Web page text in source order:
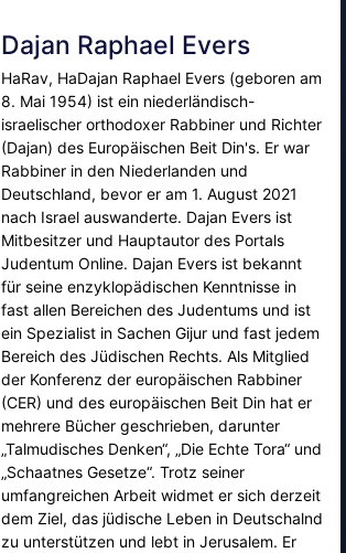
Dajan Raphael Evers
HaRav, HaDajan Raphael Evers (geboren am
8. Mai 1954) ist ein niederländisch-
israelischer orthodoxer Rabbiner und Richter
(Dajan) des Europäischen Beit Din's. Er war
Rabbiner in den Niederlanden und
Deutschland, bevor er am 1. August 2021
nach Israel auswanderte. Dajan Evers ist
Mitbesitzer und Hauptautor des Portals
Judentum Online. Dajan Evers ist bekannt
für seine enzyklopädischen Kenntnisse in
fast allen Bereichen des Judentums und ist
ein Spezialist in Sachen Gijur und fast jedem
Bereich des Jüdischen Rechts. Als Mitglied
der Konferenz der europäischen Rabbiner
(CER) und des europäischen Beit Din hat er
mehrere Bücher geschrieben, darunter
„Talmudisches Denken“, „Die Echte Tora“ und
„Schaatnes Gesetze“. Trotz seiner
umfangreichen Arbeit widmet er sich derzeit
dem Ziel, das jüdische Leben in Deutschalnd
zu unterstützen und lebt in Jerusalem. Er